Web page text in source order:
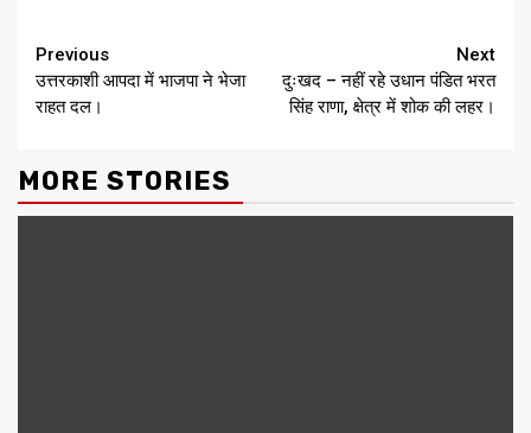
Continue
Reading
Previous
उत्तरकाशी आपदा में भाजपा ने भेजा
राहत दल।
Next
दुःखद – नहीं रहे उधान पंडित भरत
सिंह राणा, क्षेत्र में शोक की लहर।
MORE STORIES